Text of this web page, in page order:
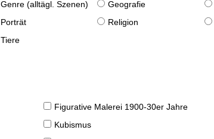
Genre (alltägl. Szenen) Geografie
Porträt Religion
Tiere
Figurative Malerei 1900-30er Jahre
Kubismus